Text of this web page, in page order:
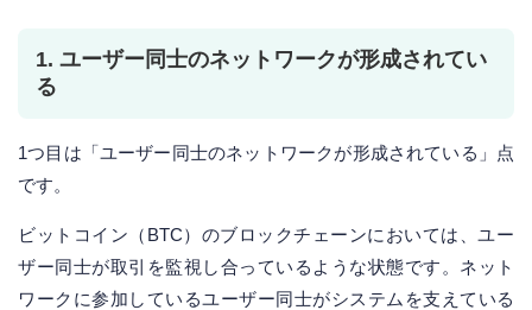
1. ユーザー同士のネットワークが形成されてい
る
1つ目は「ユーザー同士のネットワークが形成されている」点
です。
ビットコイン（BTC）のブロックチェーンにおいては、ユー
ザー同士が取引を監視し合っているような状態です。ネット
ワークに参加しているユーザー同士がシステムを支えている